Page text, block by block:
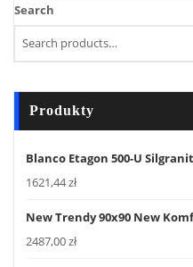
Search
Produkty
Blanco Etagon 500-U
1621,44zł
New Trendy 90x90 New
2487,00zł